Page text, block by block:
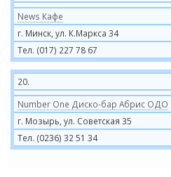
News Кафе
г. Минск, ул. К.Маркса 34
Тел. (017) 227 78 67
20.
Number One Диско-бар Абрис ОДО
г. Мозырь, ул. Советская 35
Тел. (0236) 32 51 34